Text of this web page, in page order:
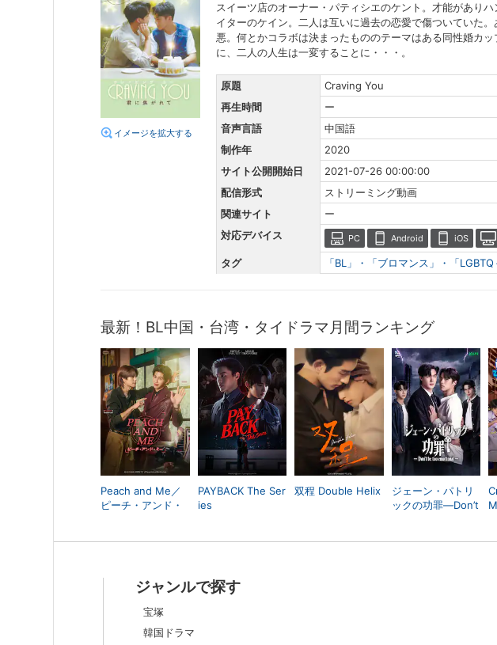
イメージを拡大する
スイーツ店のオーナー・パティシエのケント。才能があり
イターのケイン。二人は互いに過去の恋愛で傷ついていた
悪。何とかコラボは決まったもののテーマはある同性婚カ
に、二人の人生は一変することに・・・。
原題 Craving You
再生時間
ー
音声言語
中国語
制作年
2020
サイト公開開始日
2021-07-26 00:00:00
配信形式
ストリーミング動画
関連サイト
ー
対応デバイス
PC Android iOS
タグ 「BL」・「ブロマンス」・「
最新！BL中国・台湾・タイドラマ月間ランキング
Peach and Me／
ピーチ・アンド・
PAYBACK The Ser
ies
双程 Double Helix
ジェーン・パトリ
ックの功罪―Don’t
ジャンルで探す
宝塚
韓国ドラマ